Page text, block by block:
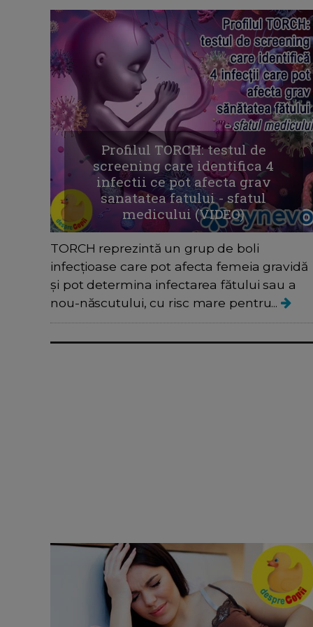
Profilul TORCH: testul de
screening care identifica 4
infectii ce pot afecta grav
sanatatea fatului - sfatul
medicului (VIDEO)
TORCH reprezintă un grup de boli
infecțioase care pot afecta femeia gravidă
și pot determina infectarea fătului sau a
nou-născutului, cu risc mare pentru...